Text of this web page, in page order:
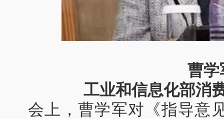
曹学
工业和信息化部消
会上，曹学军对《指导意